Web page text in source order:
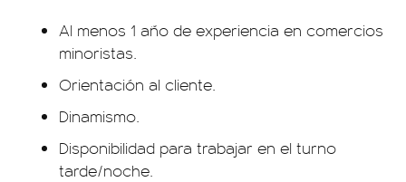
Al menos 1 año de experiencia en comercios
minoristas.
Orientación al cliente.
Dinamismo.
Disponibilidad para trabajar en el turno
tarde/noche.